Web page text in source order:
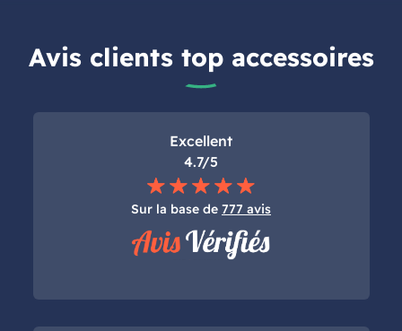
Avis clients top accessoires
Excellent
4.7/5
Sur la base de 777 avis